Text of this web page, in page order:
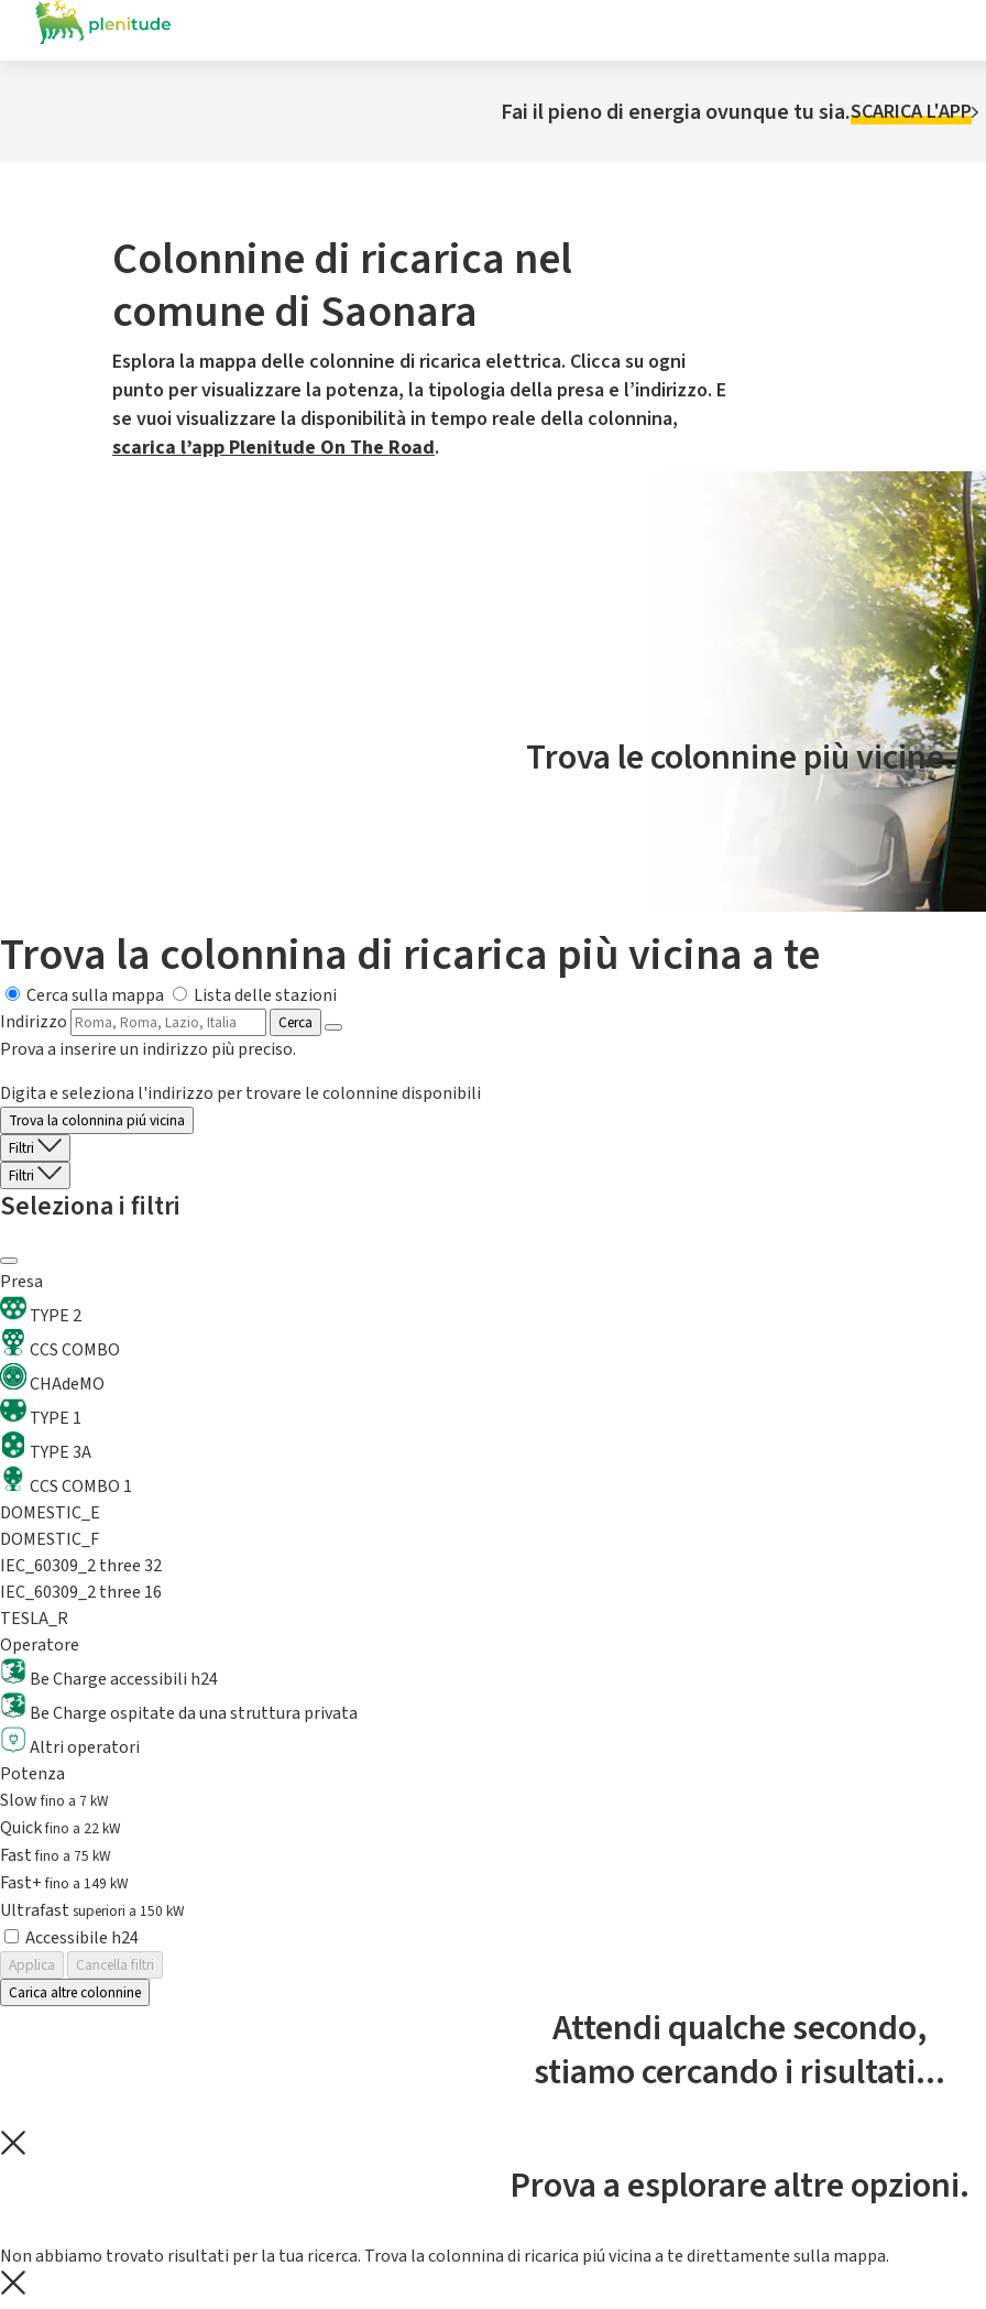
Fai il pieno di energia ovunque tu sia.SCARICA L'APP
Colonnine di ricarica nel
comune di Saonara
Esplora la mappa delle colonnine di ricarica elettrica. Clicca su ogni
punto per visualizzare la potenza, la tipologia della presa e l’indirizzo. E
se vuoi visualizzare la disponibilità in tempo reale della colonnina,
scarica l’app Plenitude On The Road.
Il servizio di mobilità elettrica è gestito da Plenitude On The Road
Trova le colonnine più vicine.
Trova la colonnina di ricarica più vicina a te
Cerca sulla mappa
Lista delle stazioni
Indirizzo
Cerca
Prova a inserire un indirizzo più preciso.
Digita e seleziona l'indirizzo per trovare le colonnine disponibili
Trova la colonnina piú vicina
Filtri
Filtri
Seleziona i filtri
Presa
TYPE 2
CCS COMBO
CHAdeMO
TYPE 1
TYPE 3A
CCS COMBO 1
DOMESTIC_E
DOMESTIC_F
IEC_60309_2 three 32
IEC_60309_2 three 16
TESLA_R
Operatore
Be Charge accessibili h24
Be Charge ospitate da una struttura privata
Altri operatori
Potenza
Slowfino a 7 kW
Quickfino a 22 kW
Fastfino a 75 kW
Fast+fino a 149 kW
Ultrafast superiori a 150 kW
Accessibile h24
Applica
Cancella filtri
Carica altre colonnine
Attendi qualche secondo,
stiamo cercando i risultati...
Prova a esplorare altre opzioni.
Non abbiamo trovato risultati per la tua ricerca. Trova la colonnina di ricarica piú vicina a te direttamente sulla mappa.